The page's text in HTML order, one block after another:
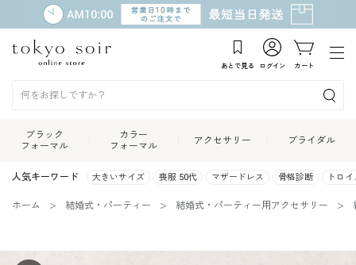
あとで見る ログイン カート
ブラック
フォーマル
カラー
フォーマル
アクセサリー ブライダル
人気キーワード 大きいサイズ 喪服 50代 マザードレス 骨格診断 トロ
ホーム 結婚式・パーティー 結婚式・パーティー用アクセサリー